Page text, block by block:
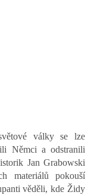
války se lze
Němci a odstranili
Jan Grabowski
materiálů pokouší
věděli, kde Židy